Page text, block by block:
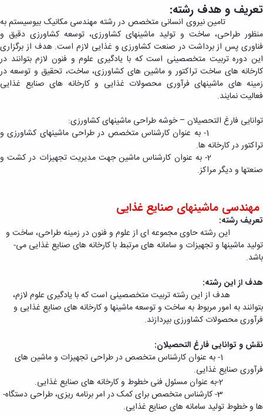
تعریف و هدف رشته:
تامین نیروی انسانی متخصص در رشته مهندسی مکانیک بیوسیستم به
منظور طراحی، ساخت و تولید ماشینهای کشاورزی، توسعه کشاورزی دقیق و
فناوری پس از برداشت در صنعت کشاورزی و غذایی لازم است. هدف از برگزاری
این دوره تربیت متخصصینی است که با یادگیری علوم و فنون لازم بتوانند در
کارخانه­ های ساخت تراکتور و ماشین های کشاورزی، ساخت، تحقیق و توسعه در
زمینه­ های ماشین­های فرآوری محصولات غذایی و کارخانه­ های صنایع غذایی
فعالیت نمایند.
توانایی فارغ التحصیلان – خوشه طراحی ماشینهای کشاورزی:
1- به عنوان کارشناس متخصص در طراحی ماشینهای کشاورزی و
تراکتور در کارخانه ­ها.
2- به عنوان کارشناس ماشین جهت مدیریت تجهیزات در کشت و
صنعت­ها و دیگر مراکز.
مهندسی ماشینهای صنایع غذایی
تعریف رشته:
این رشته حاوی مجموعه ­ای از علوم و فنون در زمینه طراحی، ساخت و
باشد.
هدف از این رشته:
هدف از این رشته تربیت متخصصینی است که با یادگیری علوم لازم،
بتوانند به امور مربوط به ساخت و توسعه ماشینها و کارخانه­ های صنایع غذایی و
فرآوری محصولات کشاورزی بپردازند.
نقش و توانایی فارغ التحصیلان:
1- به عنوان کارشناس متخصص در طراحی تجهیزات و ماشین های
فرآوری صنایع غذایی.
ها و خطوط تولید سامانه ­های صنایع غذایی.